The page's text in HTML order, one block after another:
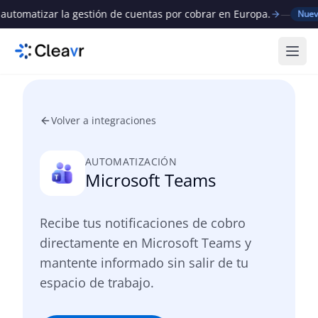
la gestión de cuentas por cobrar en Europa. — Nuevo
Volver a integraciones
AUTOMATIZACIÓN
Microsoft Teams
Recibe tus notificaciones de cobro
directamente en Microsoft Teams y
mantente informado sin salir de tu
espacio de trabajo.